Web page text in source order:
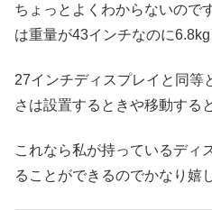
ちょっとよくわからないので
は重量が43インチなのに6.8kg
27インチディスプレイと同等
さは設置するときや移動する
これなら私が持っているディ
ることができるのでかなり嬉